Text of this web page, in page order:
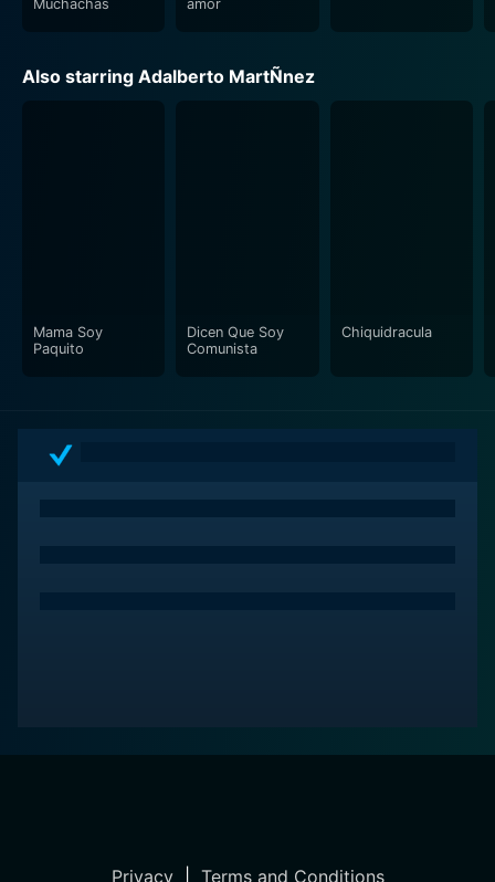
Muchachas
amor
Also starring Adalberto MartÑnez
Mama Soy
Paquito
Dicen Que Soy
Comunista
Chiquidracula
Privacy| Terms and Conditions